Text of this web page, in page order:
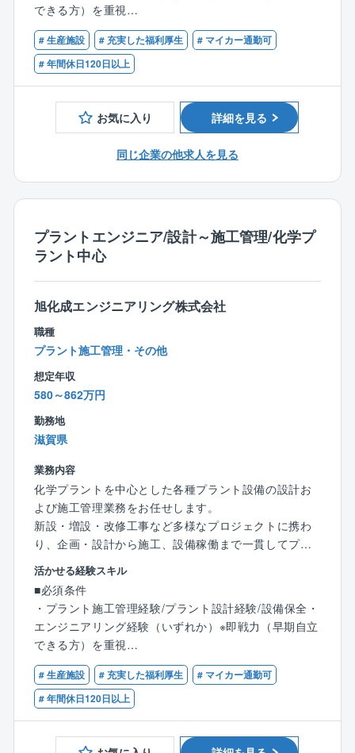
■業務詳細
【施工管理業務】
プラント建設・改修工事における現場責任者として、
工事全体の管理を担当いただきます。
・プラント建設・改修工事の施工管理
・工程管理、品質管理、安全管理
・協力会社・ベンダーの選定およびマネジメント
・顧客や社内関係部署との調整・折衝
・工事進捗の管理および課題対応
・工事完了後の検収・引き渡し対応
機械設備を中心としたプラント設備の設計・計画立案
を担当いただきます。
・設備更新・能力増強・老朽化対策に関する計画立案
・顧客ニーズに応じた設備改善提案
・各種技術資料・仕様書の作成
■職場環境
・ベテラン社員も多数在籍しており、経験豊富なメン
バーから技術やノウハウを学べる環境です
・同社グループ外（外販案件）からの引き合いも増加
案件に携わる機会があります
・設計から施工管理まで一貫して関わることができる
ため、エンジニアとしての専門性を高められます
・若手からベテランの方まで広く活躍頂けるフィール
ドがあります。積極的にご応募ください。
・プラントベンダー、ゼネコン・サブコン、工事会社
など様々なバックグランドをもっている社員が活躍し
ています（機械系はもちろん、土木系出身者も）
■この仕事の魅力
化学分野に限らず、電子材料・塗料・火薬など幅広い
業界の設備案件を担当。豊富な経験を積みながら技術
領域を広げることができます。
【エンジニアとして大きく成長できる環境】
できる方）を重視
・普通自動車免許
■歓迎条件：
機械系、または、土木系の知見をお持ちの方
# 生産施設 # 充実した福利厚生
# マイカー通勤可
# 年間休日120日以上
お気に入り 詳細を見る
同じ企業の他求人を見る
プラントエンジニア/設計～施工管理/化学プ
ラント中心
旭化成エンジニアリング株式会社
職種
プラント施工管理・その他
想定年収
580～862万円
勤務地
滋賀県
業務内容
化学プラントを中心とした各種プラント設備の設計お
よび施工管理業務をお任せします。
新設・増設・改修工事など多様なプロジェクトに携わ
り、企画・設計から施工、設備稼働まで一貫してプロ
ジェクトを推進いただきます。これまでのご経験やご
志向に応じて「施工管理を中心とした業務」、「設計
業務」、「両方を担当する業務」などがあります。
■業務詳細：
新設・増設・改修工事など多様なプロジェクトに携わ
り、企画・設計から施工、設備稼働まで一貫してプロ
ジェクトを推進いただきます。これまでのご経験やご
志向に応じて「施工管理を中心とした業務」、「設計
業務」、「両方を担当する業務」などがあります。
活かせる経験スキル
■必須条件
・プラント施工管理経験/プラント設計経験/設備保全・
エンジニアリング経験（いずれか）※即戦力（早期自立
できる方）を重視
・普通自動車免許
■歓迎条件
機械系、または、土木系の知見をお持ちの方
# 生産施設 # 充実した福利厚生
# マイカー通勤可
# 年間休日120日以上